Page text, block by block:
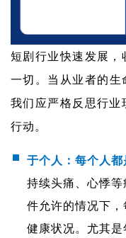
短剧行业快速发展，
一切。当从业者的生
我们应严格反思行业
行动。
于个人：每个人都
持续头痛、心悸
件允许的情况下
健康状况。尤其